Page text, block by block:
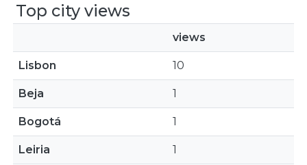
Top city views
views
Lisbon 10
Beja 1
Bogotá 1
Leiria 1